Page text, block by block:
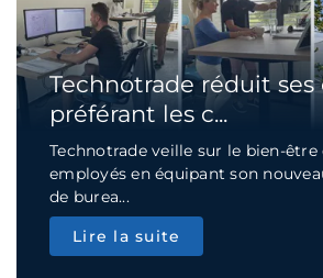
Technotrade réduit ses
préférant les c...
Technotrade veille sur le bien-être
employés en équipant son
de burea...
Lire la suite